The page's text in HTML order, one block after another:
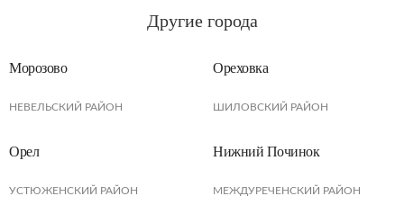
Другие города
Морозово
НЕВЕЛЬСКИЙ РАЙОН
Ореховка
ШИЛОВСКИЙ РАЙОН
Орел
УСТЮЖЕНСКИЙ РАЙОН
Нижний Починок
МЕЖДУРЕЧЕНСКИЙ РАЙОН